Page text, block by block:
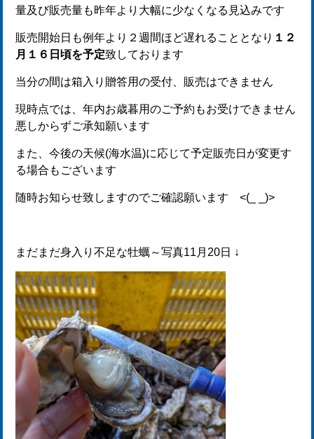
量及び販売量も昨年より大幅に少なくなる見込みです
販売開始日も例年より２週間ほど遅れることとなり １２
月１６日頃を予定致しております
当分の間は箱入り贈答用の受付、販売はできません
現時点では、年内お歳暮用のご予約もお受けできません
悪しからずご承知願います
また、今後の天候(海水温)に応じて予定販売日が変更す
る場合もございます
随時お知らせ致しますのでご確認願います <(_ _)>
まだまだ身入り不足な牡蠣～写真11月20日 ↓